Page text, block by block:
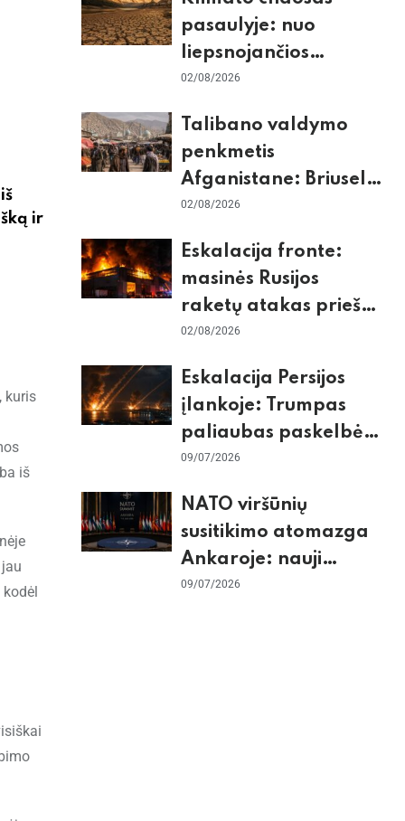
ir
kuris
iš
tikrieji taikiniai
pasaulyje: nuo
liepsnojančios
Europos iki
Antarktidos
paradokso
02/08/2026
Talibano valdymo
penkmetis
Afganistane: Briuselio
vizito užkulisiai, gilus
konfliktas su
Pakistanu
02/08/2026
Eskalacija fronte:
masinės Rusijos
raketų atakas prieš
Kijevą, dronų smūgiai
žiemos krizės grėsmė
02/08/2026
Eskalacija Persijos
įlankoje: Trumpas
paliaubas paskelbė
baigtomis, JAV
taikinių Irane
09/07/2026
NATO viršūnių
susitikimo atomazga
Ankaroje: nauji
įsipareigojimai
09/07/2026